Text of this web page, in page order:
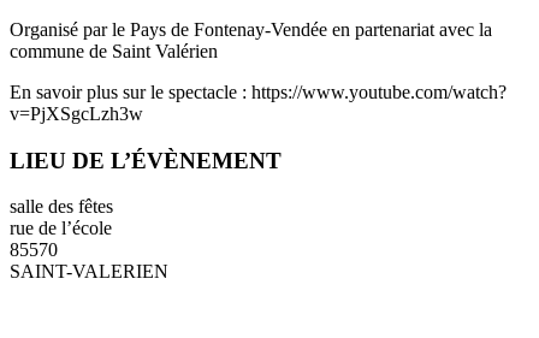
Organisé par le Pays de Fontenay-Vendée en partenariat avec la
commune de Saint Valérien
En savoir plus sur le spectacle : https://www.youtube.com/watch?
v=PjXSgcLzh3w
LIEU DE L’ÉVÈNEMENT
salle des fêtes
rue de l’école
85570
SAINT-VALERIEN